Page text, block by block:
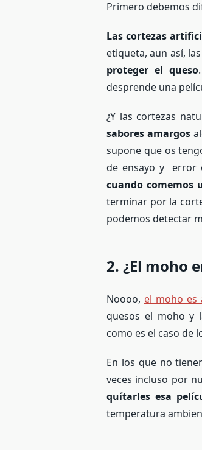
Primero debemos
Las cortezas
etiqueta, aun así,
proteger el queso
desprende una
¿Y las cortezas
sabores amargos
supone que os
de ensayo y error
cuando comemos
terminar por la
podemos detectar
2. ¿El moho
Noooo, el moho es
quesos el moho y
como es el caso de
En los que no
veces incluso por
quítarles esa
temperatura